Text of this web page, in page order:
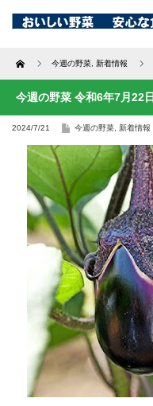
Home 今週の野菜 新着情報
今週の野菜 令和6年7月22
2024/7/21 今週の野菜 新着情報